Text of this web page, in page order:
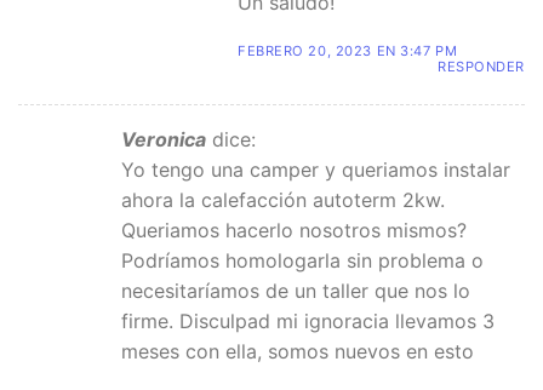
FEBRERO 20, 2023 EN 3:47 PM
RESPONDER
Veronica dice:
Yo tengo una camper y queriamos instalar
ahora la calefacción autoterm 2kw.
Queriamos hacerlo nosotros mismos?
Podríamos homologarla sin problema o
necesitaríamos de un taller que nos lo
firme. Disculpad mi ignoracia llevamos 3
meses con ella, somos nuevos en esto